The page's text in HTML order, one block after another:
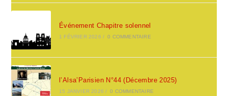
Événement Chapitre solennel
1 FÉVRIER 2026 / 0 COMMENTAIRE
l’Alsa’Parisien N°44 (Décembre 2025)
15 JANVIER 2026 / 0 COMMENTAIRE